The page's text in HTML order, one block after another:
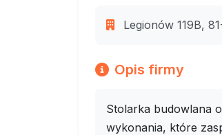
Legionów 119B,
Opis firmy
Stolarka budowlana
wykonania, które